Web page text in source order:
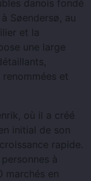
danois fondé
Søendersø, au
et la
une large
et
où il a créé
initial de son
rapide.
à
marchés en